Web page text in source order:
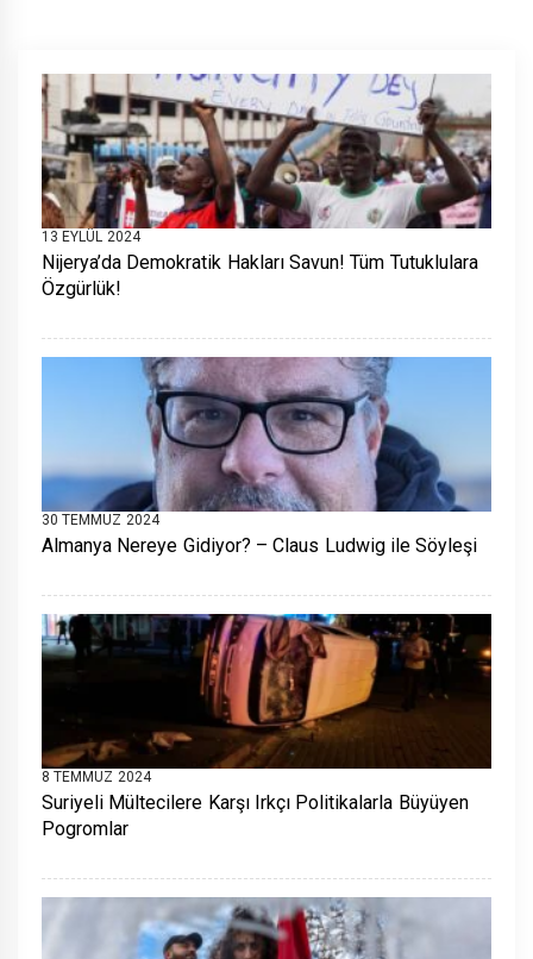
13 EYLÜL 2024
Nijerya’da Demokratik Hakları Savun! Tüm Tutuklulara
Özgürlük!
30 TEMMUZ 2024
Almanya Nereye Gidiyor? – Claus Ludwig ile Söyleşi
8 TEMMUZ 2024
Suriyeli Mültecilere Karşı Irkçı Politikalarla Büyüyen
Pogromlar